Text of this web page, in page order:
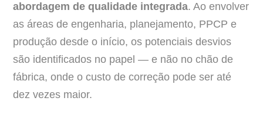
abordagem de qualidade integrada. Ao envolver
as áreas de engenharia, planejamento, PPCP e
produção desde o início, os potenciais desvios
são identificados no papel — e não no chão de
fábrica, onde o custo de correção pode ser até
dez vezes maior.